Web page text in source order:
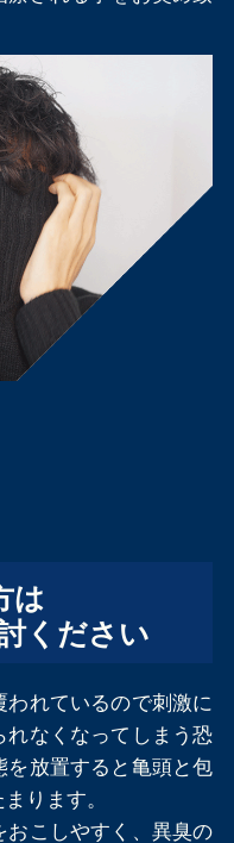
は
ください
れているので刺激に
れなくなってしまう恐
を放置すると亀頭と包
ります。
おこしやすく、異臭の